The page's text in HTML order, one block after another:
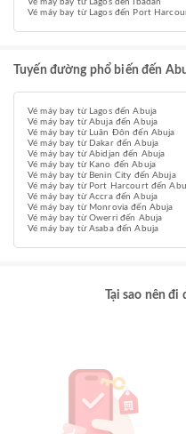
Vé máy bay từ Lagos đến Ibadan
Vé máy bay từ Lagos đến Port
Tuyến đường phổ biến đến
Vé máy bay từ Lagos đến Abuja
Vé máy bay từ Abuja đến Abuja
Vé máy bay từ Luân Đôn đến Abuja
Vé máy bay từ Dakar đến Abuja
Vé máy bay từ Abidjan đến Abuja
Vé máy bay từ Kano đến Abuja
Vé máy bay từ Benin City đến Abuja
Vé máy bay từ Port Harcourt đến
Vé máy bay từ Accra đến Abuja
Vé máy bay từ Monrovia đến Abuja
Vé máy bay từ Owerri đến Abuja
Vé máy bay từ Asaba đến Abuja
Tại sao nên